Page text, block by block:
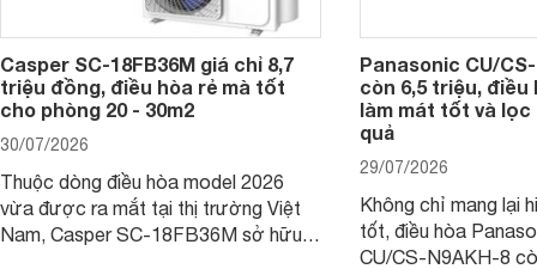
Casper SC-18FB36M giá chỉ 8,7
triệu đồng, điều hòa rẻ mà tốt
cho phòng 20 - 30m2
30/07/2026
Thuộc dòng điều hòa model 2026
vừa được ra mắt tại thị trường Việt
Nam, Casper SC-18FB36M sở hữu
Panasonic CU/
còn 6,5 triệu, điều
làm mát tốt và lọc
quả
29/07/2026
Không chỉ mang lại
tốt, điều hòa
CU/CS-N9AKH-8